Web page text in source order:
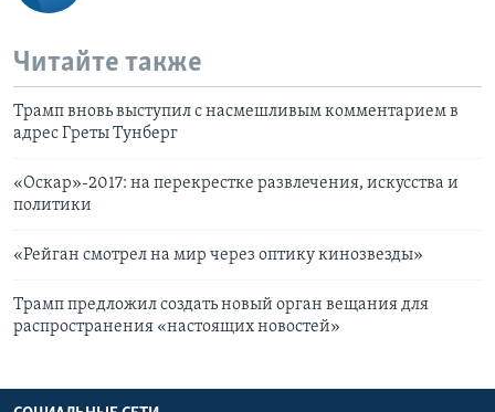
Читайте также
Трамп вновь выступил с насмешливым комментарием в
адрес Греты Тунберг
«Оскар»-2017: на перекрестке развлечения, искусства и
политики
«Рейган смотрел на мир через оптику кинозвезды»
Трамп предложил создать новый орган вещания для
распространения «настоящих новостей»